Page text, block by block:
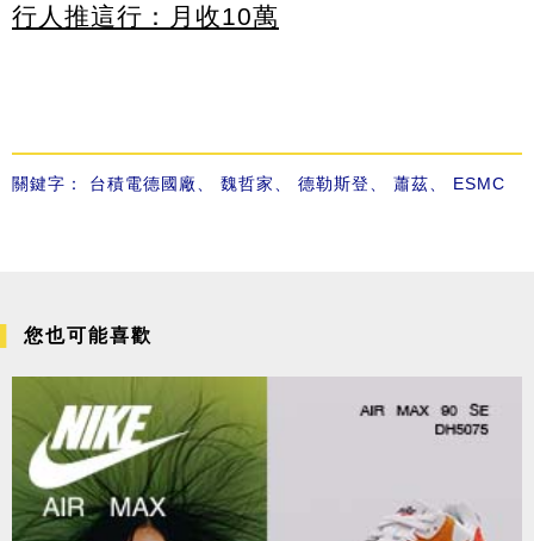
行人推這行：月收10萬
關鍵字： 台積電德國廠 魏哲家 德勒斯登 蕭茲 ESMC
您也可能喜歡